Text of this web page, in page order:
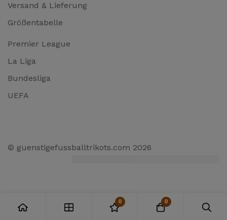
Versand & Lieferung
Größentabelle
Premier League
La Liga
Bundesliga
UEFA
© guenstigefussballtrikots.com 2026
0 0